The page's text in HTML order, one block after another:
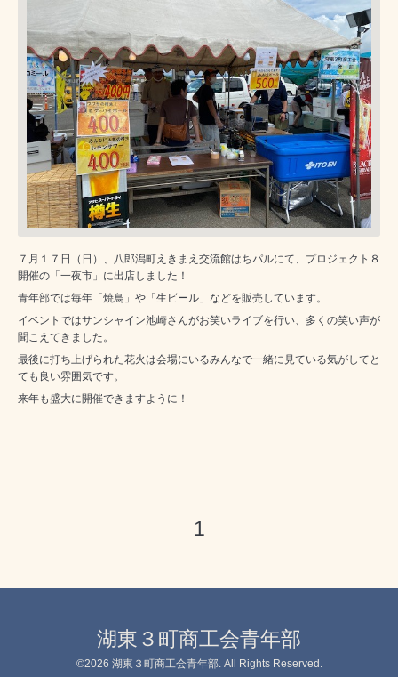
７月１７日（日）、八郎潟町えきまえ交流館はちパルにて、プロジェクト８
開催の「一夜市」に出店しました！
青年部では毎年「焼鳥」や「生ビール」などを販売しています。
イベントではサンシャイン池崎さんがお笑いライブを行い、多くの笑い声が
聞こえてきました。
最後に打ち上げられた花火は会場にいるみんなで一緒に見ている気がしてと
ても良い雰囲気です。
来年も盛大に開催できますように！
1
湖東３町商工会青年部
©2026 湖東３町商工会青年部. All Rights Reserved.